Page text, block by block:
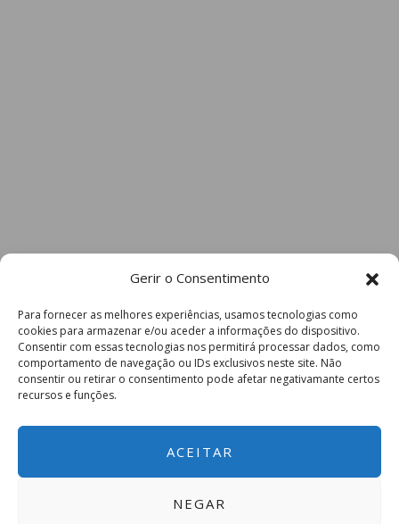
Gerir o Consentimento
Para fornecer as melhores experiências, usamos tecnologias como
cookies para armazenar e/ou aceder a informações do dispositivo.
Consentir com essas tecnologias nos permitirá processar dados, como
comportamento de navegação ou IDs exclusivos neste site. Não
consentir ou retirar o consentimento pode afetar negativamante certos
recursos e funções.
ACEITAR
NEGAR